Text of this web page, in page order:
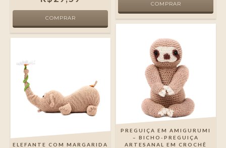
ELEFANTE COM MARGARIDA
PREGUIÇA EM AMIGURUMI
– BICHO-PREGUIÇA
ARTESANAL EM CROCHÊ